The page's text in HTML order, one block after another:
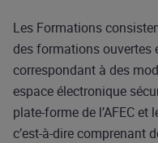
Les Formations
des formations ouvertes
correspondant à des
espace électronique
plate-forme de l’AFEC
c’est-à-dire comprenant